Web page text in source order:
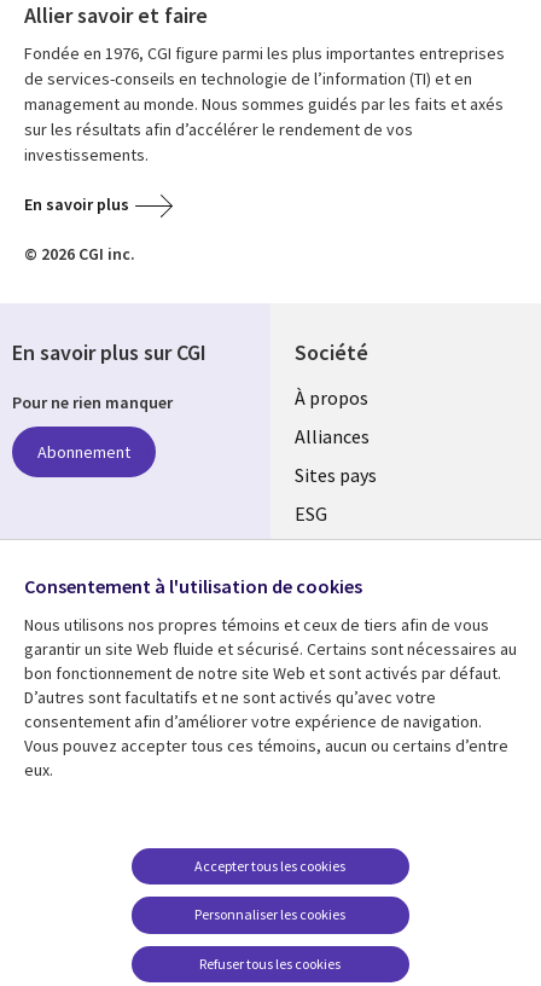
Allier savoir et faire
Fondée en 1976, CGI figure parmi les plus importantes entreprises
de services-conseils en technologie de l’information (TI) et en
management au monde. Nous sommes guidés par les faits et axés
sur les résultats afin d’accélérer le rendement de vos
investissements.
En savoir plus
© 2026 CGI inc.
Société
À propos
Alliances
Sites pays
ESG
Fusions
Salle de presse
Ressources
Articles
Études de cas
Baladodiffusions
Support
Restrictions et
conditions juridiques
Carrières FAQ
Centre de gestion des
En savoir plus sur CGI
Pour ne rien manquer
Abonnement
Suivez-nous
Social
Media
Global
FR
Consentement à l'utilisation de cookies
Nous utilisons nos propres témoins et ceux de tiers afin de vous
garantir un site Web fluide et sécurisé. Certains sont nécessaires au
bon fonctionnement de notre site Web et sont activés par défaut.
D’autres sont facultatifs et ne sont activés qu’avec votre
consentement afin d’améliorer votre expérience de navigation.
Vous pouvez accepter tous ces témoins, aucun ou certains d’entre
eux.
Personnaliser les cookies
Accepter tous les cookies
Refuser tous les cookies